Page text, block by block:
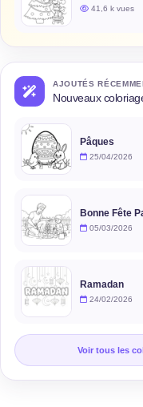
41,6 k vues
AJOUTÉS
Nouveaux
Pâques
25/04/2026
Bonne Fête
05/03/2026
Ramadan
24/02/2026
Voir tous les